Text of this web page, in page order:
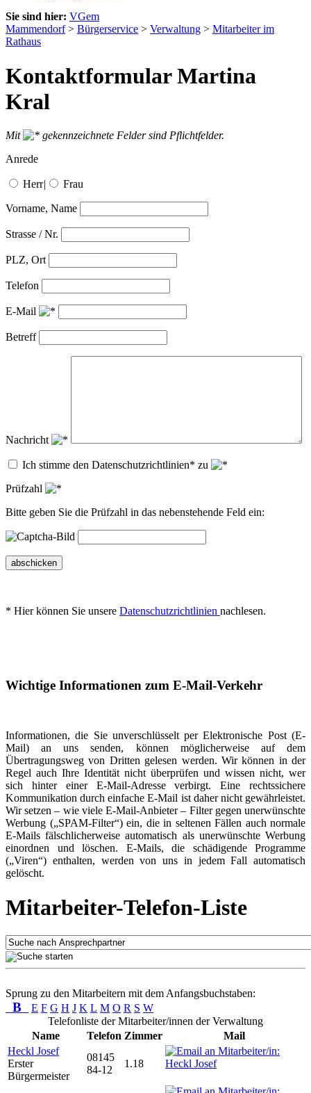
Sie sind hier: VGem
Mammendorf> Bürgerservice > Verwaltung > Mitarbeiter im
Rathaus
Kontaktformular Martina
Kral
Mit
gekennzeichnete Felder sind Pflichtfelder.
Anrede
Herr| Frau
Vorname, Name
Strasse / Nr.
PLZ, Ort
Telefon
E-Mail
Betreff
Nachricht
Ich stimme den Datenschutzrichtlinien* zu
Prüfzahl
Bitte geben Sie die Prüfzahl in das nebenstehende Feld ein:
abschicken
* Hier können Sie unsere Datenschutzrichtlinien nachlesen.
Wichtige Informationen zum E-Mail-Verkehr
Informationen, die Sie unverschlüsselt per Elektronische Post (E-
Mail) an uns senden, können möglicherweise auf dem
Übertragungsweg von Dritten gelesen werden. Wir können in der
Regel auch Ihre Identität nicht überprüfen und wissen nicht, wer
sich hinter einer E-Mail-Adresse verbirgt. Eine rechtssichere
Kommunikation durch einfache E-Mail ist daher nicht gewährleistet.
Wir setzen – wie viele E-Mail-Anbieter – Filter gegen unerwünschte
Werbung („SPAM-Filter“) ein, die in seltenen Fällen auch normale
E-Mails fälschlicherweise automatisch als unerwünschte Werbung
einordnen und löschen. E-Mails, die schädigende Programme
(„Viren“) enthalten, werden von uns in jedem Fall automatisch
gelöscht.
Mitarbeiter-Telefon-Liste
Sprung zu den Mitarbeitern mit dem Anfangsbuchstaben:
B E F G H J K L M O R S W
Telefonliste der Mitarbeiter/innen der Verwaltung
Name
Telefon Zimmer
Mail
Heckl Josef
Erster
Bürgermeister
08145
84-12
1.18